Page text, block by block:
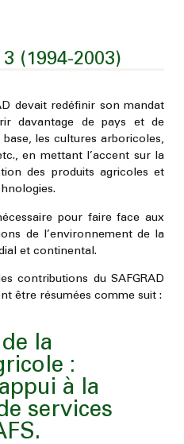
(1994-2003)
devait redéfinir son mandat
davantage de pays et de
base, les cultures arboricoles,
en mettant l’accent sur la
des produits agricoles et
pour faire face aux
de l’environnement de la
et continental.
contributions du SAFGRAD
être résumées comme suit :
la
:
à la
services